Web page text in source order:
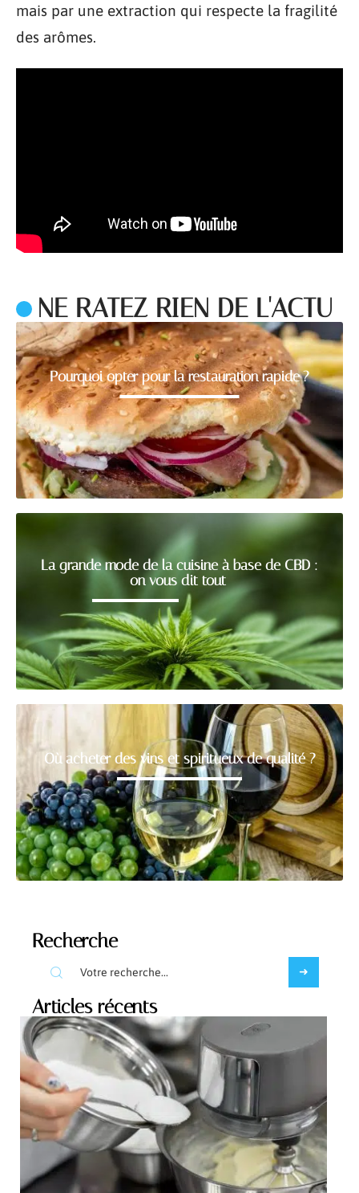
mais par une extraction qui respecte la fragilité
des arômes.
NE RATEZ RIEN DE L'ACTU
Pourquoi opter pour la restauration rapide ?
La grande mode de la cuisine à base de CBD :
on vous dit tout
Où acheter des vins et spiritueux de qualité ?
Recherche
Articles récents